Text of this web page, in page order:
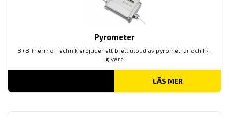
Pyrometer
B+B Thermo-Technik erbjuder ett brett utbud av pyrometrar och IR-
givare
LÄS MER